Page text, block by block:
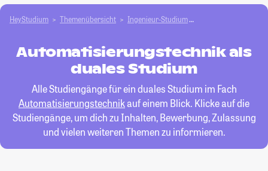
HeyStudium Themenübersicht Ingenieur-Studium
Automatisierungstechnik als
duales Studium
Alle Studiengänge für ein duales Studium im Fach
Automatisierungstechnikauf einem Blick. Klicke auf die
Studiengänge, um dich zu Inhalten, Bewerbung, Zulassung
und vielen weiteren Themen zu informieren.